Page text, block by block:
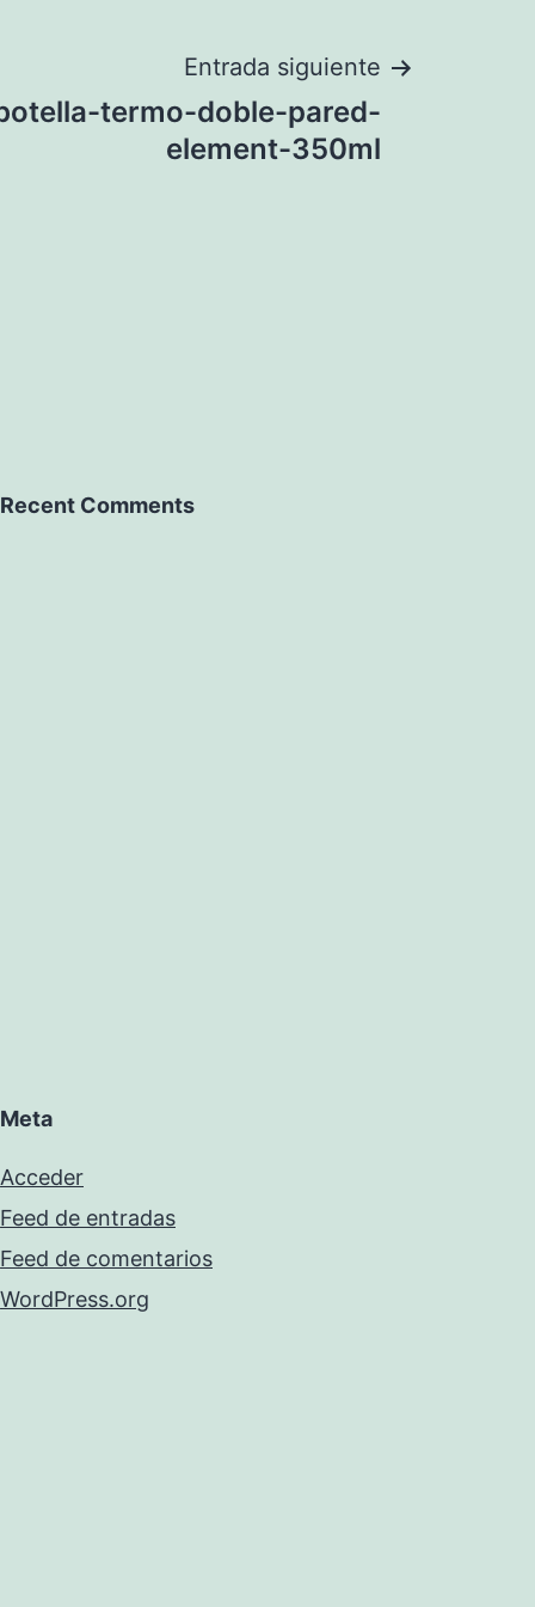
Entrada siguiente
termo-doble-pared-
element-350ml
Recent Comments
Meta
Acceder
Feed de entradas
Feed de comentarios
WordPress.org